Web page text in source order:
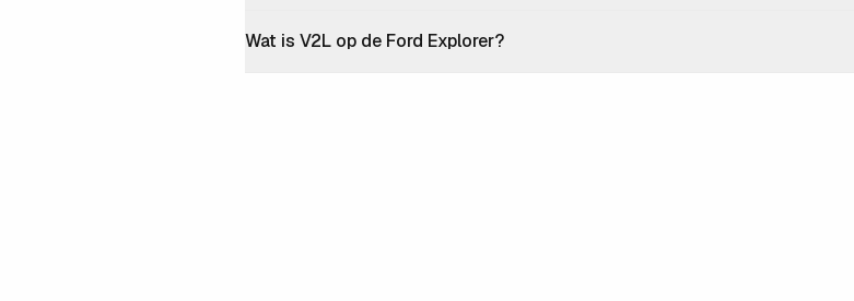
Wat is V2L op de Ford Explorer?